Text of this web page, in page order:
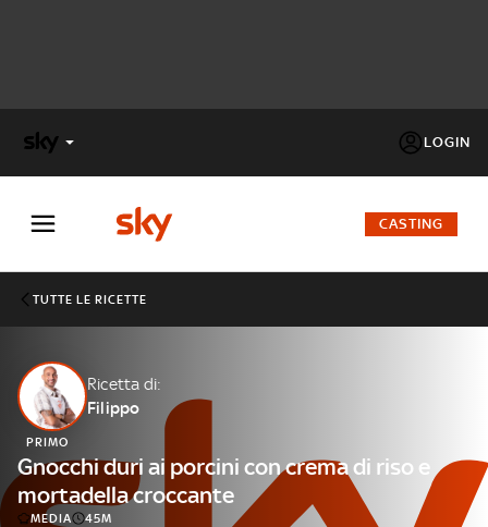
LOGIN
FACTOR
Cos’altro vedere:
PROGRAMMI SKY
Un mondo di offerte:
SKY.IT
NOW
CASTING
TUTTE LE RICETTE
Ricetta di:
Filippo
PRIMO
Gnocchi duri ai porcini con crema di riso e
mortadella croccante
MEDIA 45M